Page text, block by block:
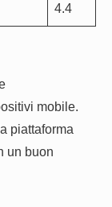
4.4
mobile.
piattaforma
un buon